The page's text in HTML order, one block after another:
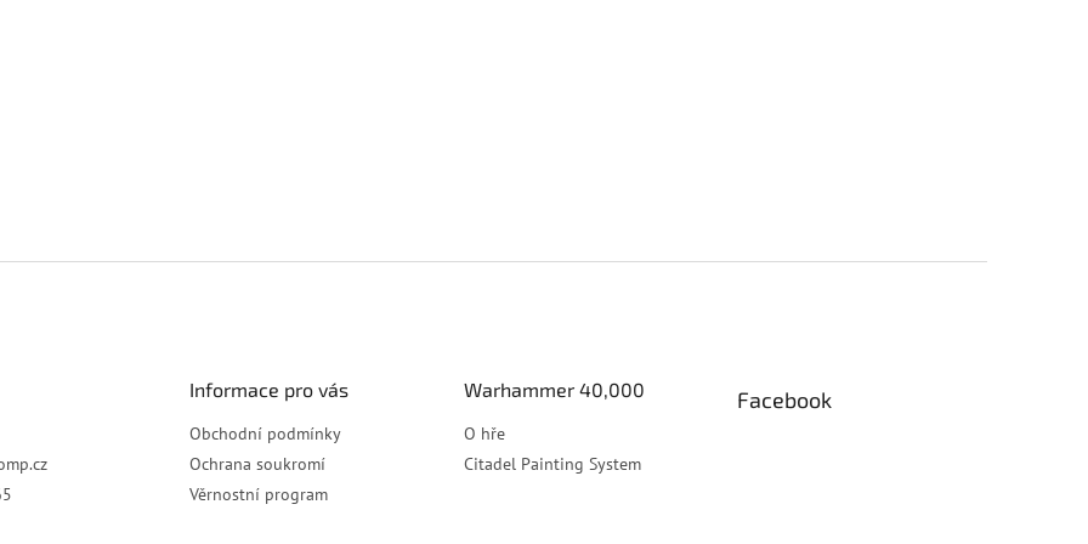
Informace pro vás
Obchodní podmínky
Ochrana soukromí
Věrnostní program
Warhammer 40,000
O hře
Citadel Painting System
Facebook